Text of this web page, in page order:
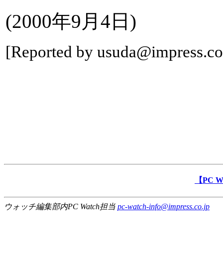
(2000年9月4日)
[Reported by
【PC
ウォッチ編集部内PC Watch担当 pc-watch-info@impress.co.jp